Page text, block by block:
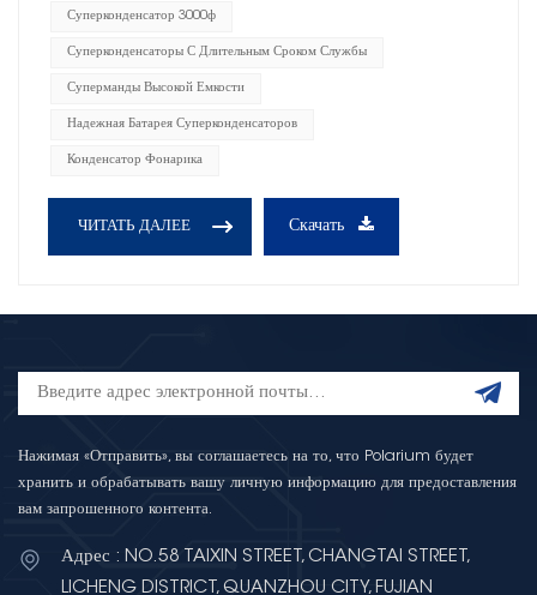
Суперконденсатор 3000ф
Суперконденсаторы С Длительным Сроком Службы
Суперманды Высокой Емкости
Надежная Батарея Суперконденсаторов
Конденсатор Фонарика
ЧИТАТЬ ДАЛЕЕ Скачать
Нажимая «Отправить», вы соглашаетесь на то, что Polarium будет
хранить и обрабатывать вашу личную информацию для предоставления
вам запрошенного контента.
Адрес : NO.58 TAIXIN STREET, CHANGTAI STREET,
LICHENG DISTRICT, QUANZHOU CITY, FUJIAN